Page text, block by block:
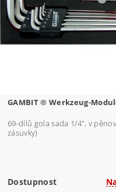
GAMBIT ® Werkzeug-
69-dílů gola sada 1/4", v
zásuvky)
Dostupnost